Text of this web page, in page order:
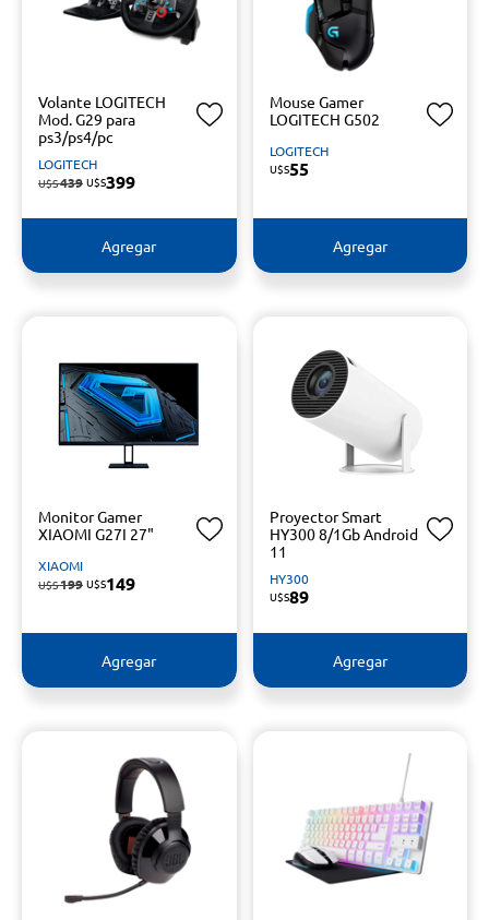
Volante LOGITECH
Mod. G29 para
ps3/ps4/pc
LOGITECH
U$S439 U$S399
Agregar
Mouse Gamer
LOGITECH G502
LOGITECH
U$S55
Agregar
Monitor Gamer
XIAOMI G27I 27"
XIAOMI
U$S199 U$S149
Agregar
Proyector Smart
HY300 8/1Gb Android
11
HY300
U$S89
Agregar